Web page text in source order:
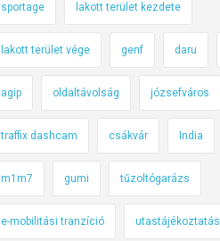
sportage lakott terület kezdete
lakott terület vége genf daru
agip oldaltávolság józsefváros
traffix dashcam csákvár India
m1m7 gumi tűzoltógarázs
e-mobilitási tranzíció utastájékoztatás